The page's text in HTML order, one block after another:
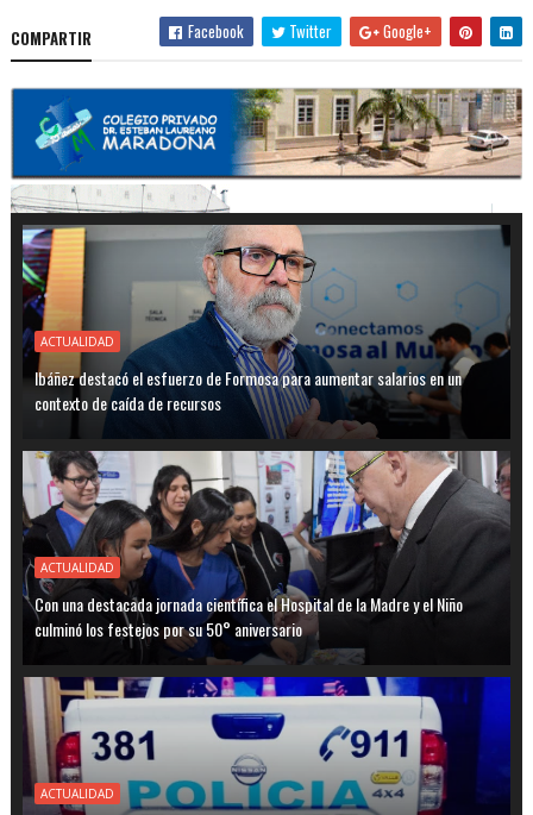
COMPARTIR Facebook Twitter Google+
ACTUALIDAD
Ibáñez destacó el esfuerzo de Formosa para aumentar salarios en un
contexto de caída de recursos
ACTUALIDAD
Con una destacada jornada científica el Hospital de la Madre y el Niño
culminó los festejos por su 50° aniversario
ACTUALIDAD